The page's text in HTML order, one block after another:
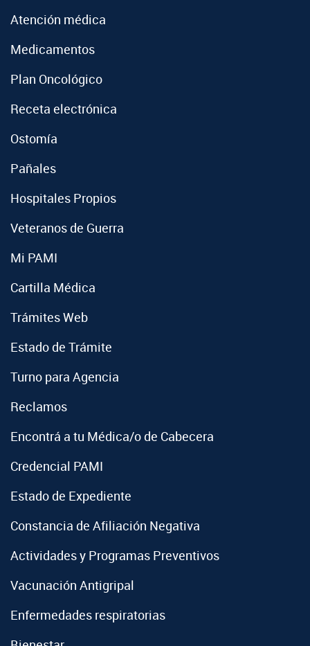
Atención médica
Medicamentos
Plan Oncológico
Receta electrónica
Ostomía
Pañales
Hospitales Propios
Veteranos de Guerra
Mi PAMI
Cartilla Médica
Trámites Web
Estado de Trámite
Turno para Agencia
Reclamos
Encontrá a tu Médica/o de Cabecera
Credencial PAMI
Estado de Expediente
Constancia de Afiliación Negativa
Actividades y Programas Preventivos
Vacunación Antigripal
Enfermedades respiratorias